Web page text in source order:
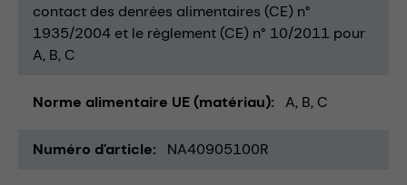
contact des denrées alimentaires (CE) n°
1935/2004 et le règlement (CE) n° 10/2011 pour
A, B, C
Norme alimentaire UE (matériau) A, B, C
Numéro d'article NA40905100R